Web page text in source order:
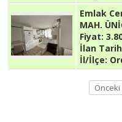
Emlak
MAH.
Fiyat:
İlan
İl/İlçe:
Önceki